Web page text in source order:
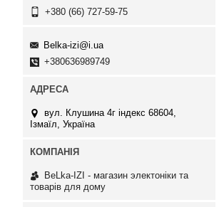
+380 (66) 727-59-75
Belka-izi@i.ua
+380636989749
вул. Клушина 4г індекс 68604,
Ізмаїл, Україна
BeLka-IZI - магазин электоніки та
товарів для дому